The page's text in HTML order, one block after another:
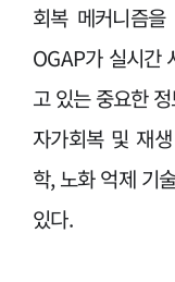
회복 메커니즘
OGAP가 실시간
고 있는 중요한
자가회복 및 재
학, 노화 억제 기
있다.